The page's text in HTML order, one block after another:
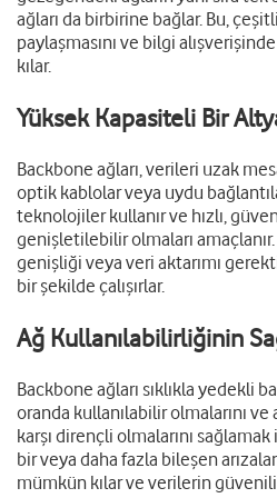
ağları da birbirine bağlar. Bu,
paylaşmasını ve bilgi
kılar.
Yüksek Kapasiteli Bir
Backbone ağları, verileri uzak
optik kablolar veya uydu
teknolojiler kullanır ve hızlı,
genişletilebilir olmaları
genişliği veya veri aktarımı
bir şekilde çalışırlar.
Ağ Kullanılabilirliğinin
Backbone ağları sıklıkla yedekli
oranda kullanılabilir olmalarını
karşı dirençli olmalarını
bir veya daha fazla bileşen
mümkün kılar ve verilerin